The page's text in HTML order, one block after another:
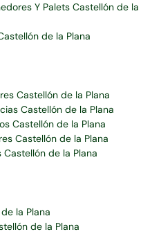
Y Palets Castellón de la
de la Plana
Castellón de la Plana
Castellón de la Plana
Castellón de la Plana
Castellón de la Plana
de la Plana
la Plana
de la Plana